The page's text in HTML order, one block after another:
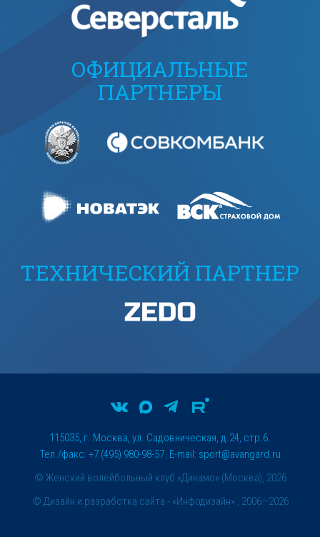
ОФИЦИАЛЬНЫЕ
ПАРТНЕРЫ
ТЕХНИЧЕСКИЙ ПАРТНЕР
© Женский волейбольный клуб «Динамо» (Москва), 2026
115035, г. Москва, ул. Садовническая, д.24, стр.6.
Тел./факс: +7 (495) 980-98-57. E-mail: sport@avangard.ru
© Дизайн и разработка сайта - «Инфодизайн» , 2006—2026